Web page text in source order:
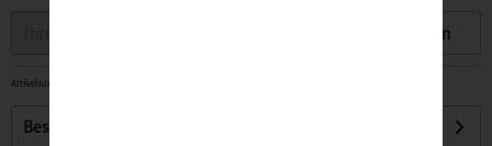
Speichern
Artikelnummer:
Beschreibung